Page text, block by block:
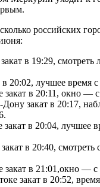
российских
в 19:29, смотреть
20:02, лучшее время
закат в 20:11, окно —
закат в 20:17,
закат в 20:04, лучшее
в 20:40, смотреть
закат в 21:01,окно — с
закат в 20:52,